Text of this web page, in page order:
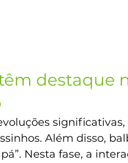
destaque
Além disso,
Nesta fase, a